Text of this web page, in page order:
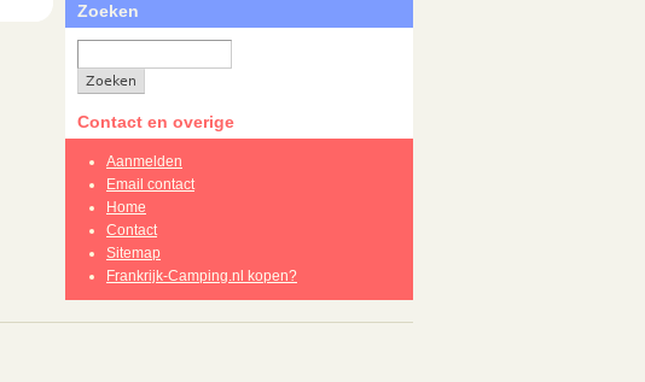
Zoeken
Contact en overige
Aanmelden
Email contact
Home
Contact
Sitemap
Frankrijk-Camping.nl kopen?